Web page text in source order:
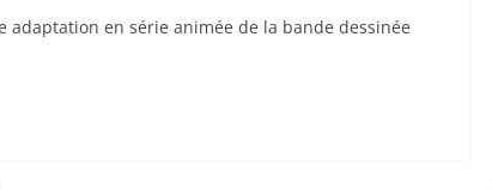
en série animée de la bande dessinée